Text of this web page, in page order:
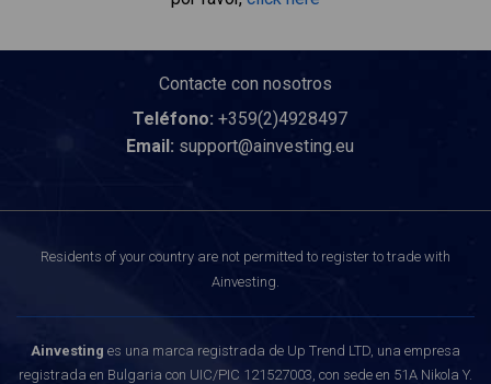
Contacte con nosotros
Teléfono: +359(2)4928497
Email: support@ainvesting.eu
Residents of your country are not permitted to register to trade with
Ainvesting.
Ainvesting es una marca registrada de Up Trend LTD, una empresa
registrada en Bulgaria con UIC/PIC 121527003, con sede en 51A Nikola Y.